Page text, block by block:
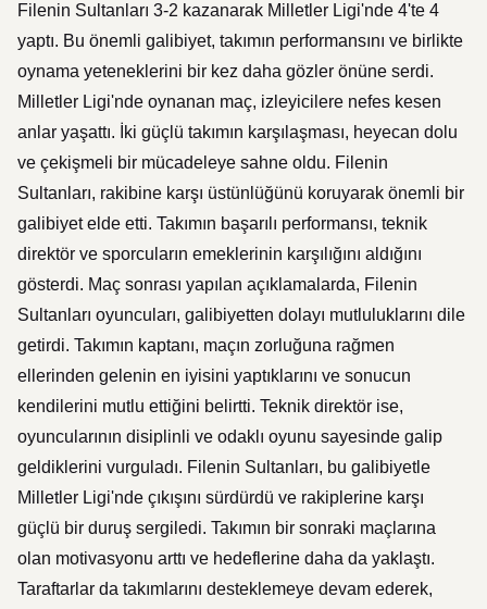
Filenin Sultanları 3-2 kazanarak Milletler Ligi'nde 4'te 4
yaptı. Bu önemli galibiyet, takımın performansını ve birlikte
oynama yeteneklerini bir kez daha gözler önüne serdi.
Milletler Ligi'nde oynanan maç, izleyicilere nefes kesen
anlar yaşattı. İki güçlü takımın karşılaşması, heyecan dolu
ve çekişmeli bir mücadeleye sahne oldu. Filenin
Sultanları, rakibine karşı üstünlüğünü koruyarak önemli bir
galibiyet elde etti. Takımın başarılı performansı, teknik
direktör ve sporcuların emeklerinin karşılığını aldığını
gösterdi. Maç sonrası yapılan açıklamalarda, Filenin
Sultanları oyuncuları, galibiyetten dolayı mutluluklarını dile
getirdi. Takımın kaptanı, maçın zorluğuna rağmen
ellerinden gelenin en iyisini yaptıklarını ve sonucun
kendilerini mutlu ettiğini belirtti. Teknik direktör ise,
oyuncularının disiplinli ve odaklı oyunu sayesinde galip
geldiklerini vurguladı. Filenin Sultanları, bu galibiyetle
Milletler Ligi'nde çıkışını sürdürdü ve rakiplerine karşı
güçlü bir duruş sergiledi. Takımın bir sonraki maçlarına
olan motivasyonu arttı ve hedeflerine daha da yaklaştı.
Taraftarlar da takımlarını desteklemeye devam ederek,